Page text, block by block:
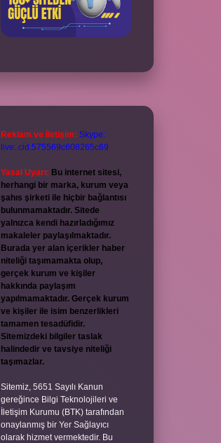
Reklam ve İletişim: Skype:
live:.cid.575569c608265c69
Yasal Uyarı: Bu internet sitesi,
herhangi bir marka, kurum veya
şahıs şirketi ile hiçbir bağlantısı
bulunmamaktadır. Sitede
yalnızca kendi hazırladığımız
makaleler paylaşılmaktadır.
Burada yer alan içerikler haber
niteliği taşımamakta olup,
gerçek kurum ve kişiler
hakkında paylaşım
yapılmamaktadır. Gerçek kurum
ve kişiler ile isim benzerlikleri
tamamen tesadüfidir.
Sitemizdeki bilgiler taslak
halindedir ve tavsiye niteliği
taşımazlar.
Sitemiz, 5651 Sayılı Kanun
gereğince Bilgi Teknolojileri ve
İletişim Kurumu (BTK) tarafından
onaylanmış bir Yer Sağlayıcı
olarak hizmet vermektedir. Bu